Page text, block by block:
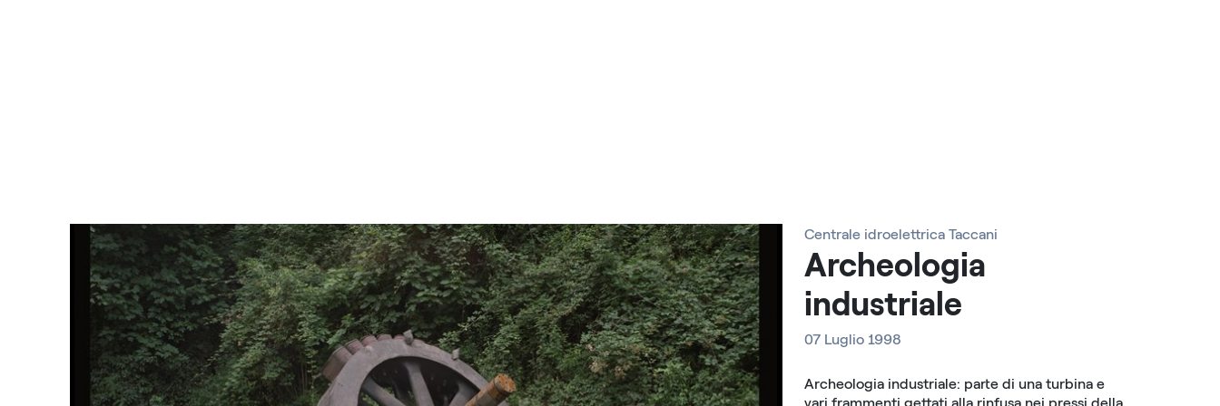
Centrale idroelettrica Taccani
Archeologia
industriale
07 Luglio 1998
Archeologia industriale: parte di una turbina e